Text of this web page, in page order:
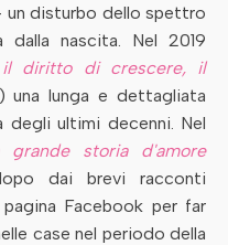
un disturbo dello spettro
nascita. Nel 2019
il diritto di crescere, il
una lunga e dettagliata
degli ultimi decenni. Nel
grande storia d'amore
dai brevi racconti
Facebook per far
case nel periodo della